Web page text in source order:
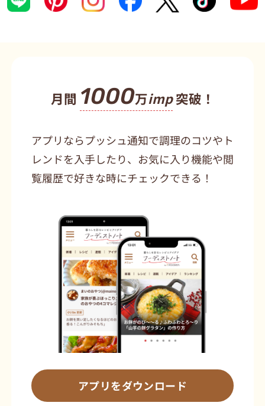
月間 1000万imp突破！
アプリならプッシュ通知で調理のコツやト
レンドを入手したり、お気に入り機能や閲
覧履歴で好きな時にチェックできる！
アプリをダウンロード